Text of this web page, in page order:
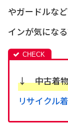
やガードルな
インが気にな
↓ 中古着物
リサイクル